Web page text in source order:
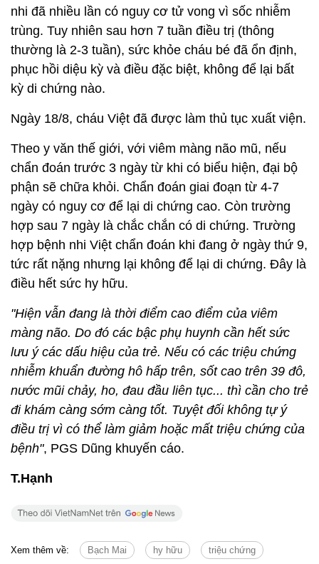
nhi đã nhiều lần có nguy cơ tử vong vì sốc nhiễm
trùng. Tuy nhiên sau hơn 7 tuần điều trị (thông
thường là 2-3 tuần), sức khỏe cháu bé đã ổn định,
phục hồi diệu kỳ và điều đặc biệt, không để lại bất
kỳ di chứng nào.
Ngày 18/8, cháu Việt đã được làm thủ tục xuất viện.
Theo y văn thế giới, với viêm màng não mũ, nếu
chẩn đoán trước 3 ngày từ khi có biểu hiện, đại bộ
phận sẽ chữa khỏi. Chẩn đoán giai đoạn từ 4-7
ngày có nguy cơ để lại di chứng cao. Còn trường
hợp sau 7 ngày là chắc chắn có di chứng. Trường
hợp bệnh nhi Việt chẩn đoán khi đang ở ngày thứ 9,
tức rất nặng nhưng lại không để lại di chứng. Đây là
điều hết sức hy hữu.
"Hiện vẫn đang là thời điểm cao điểm của viêm
màng não. Do đó các bậc phụ huynh cần hết sức
lưu ý các dấu hiệu của trẻ. Nếu có các triệu chứng
nhiễm khuẩn đường hô hấp trên, sốt cao trên 39 đô,
nước mũi chảy, ho, đau đầu liên tục... thì cần cho trẻ
đi khám càng sớm càng tốt. Tuyệt đối không tự ý
điều trị vì có thể làm giảm hoặc mất triệu chứng của
bệnh", PGS Dũng khuyến cáo.
T.Hạnh
Xem thêm về: Bạch Mai hy hữu triệu chứng